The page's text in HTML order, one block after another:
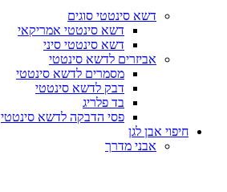
דשא סינטטי סוגים
דשא סינטטי אמריקאי
דשא סינטטי סיני
אביזרים לדשא סינטטי
מסמרים לדשא סינטטי
דבק לדשא סינטטי
בד פלריג
פסי הדבקה לדשא סינטטי
חיפוי אבן לגן
אבני מדרך